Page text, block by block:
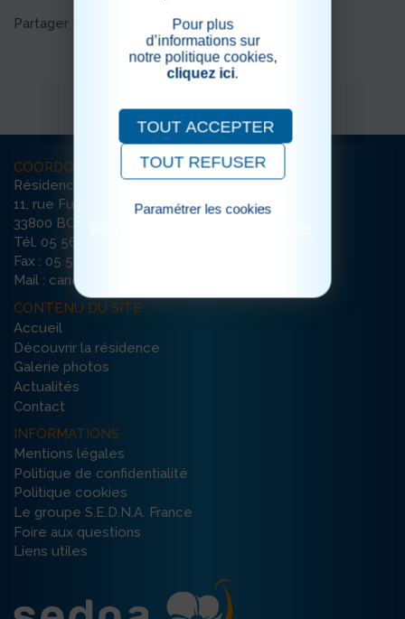
Partager sur les réseaux sociaux
COORDONNÉES
Résidence La Canopée
11, rue Furtado
33800 BORDEAUX
Tél. 05 56 79 65 65
Fax : 05 56 79 35 74
Mail : canopee-bordeaux@ehpad-sedna.fr
CONTENU DU SITE
Accueil
Découvrir la résidence
Galerie photos
Actualités
Contact
INFORMATIONS
Mentions légales
Politique de confidentialité
Politique cookies
Le groupe S.E.D.N.A. France
Foire aux questions
Liens utiles
Pour plus
d’informations sur
notre politique cookies,
cliquez ici.
TOUT ACCEPTER
TOUT REFUSER
Paramétrer les cookies